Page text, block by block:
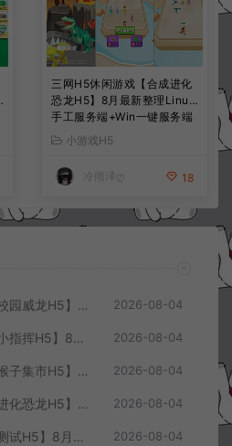
三网H5休闲游戏【合成进化
恐龙H5】8月最新整理Linux
手工服务端+Win一键服务端
+解压即玩+简易安卓客户端
+详细搭建教程
小游戏H5
冷雨泽ღ 18
三网H5格斗游戏【热血校园威龙H5】8月最新整理Linux手工服务端+Win一键服务端+解压即玩+简易安卓客户端+详细搭建教程 2026-08-04
三网H5射击游戏【战场小指挥H5】8月最新整理Linux手工服务端+Win一键服务端+解压即玩+简易安卓客户端+详细搭建教程 2026-08-04
三网H5模拟经营游戏【猴子集市H5】8月最新整理Linux手工服务端+Win一键服务端+解压即玩+简易安卓客户端+详细搭建教程 2026-08-04
三网H5休闲游戏【合成进化恐龙H5】8月最新整理Linux手工服务端+Win一键服务端+解压即玩+简易安卓客户端+详细搭建教程 2026-08-04
三网H5休闲游戏【脑力测试H5】8月最新整理Linux手工服务端+Win一键服务端+解压即玩+简易安卓客户端+详细搭建教程 2026-08-04